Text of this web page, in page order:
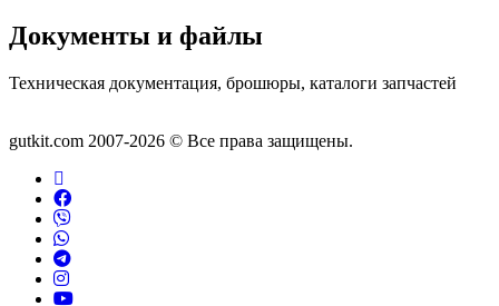
Документы и файлы
Техническая документация, брошюры, каталоги запчастей
gutkit.com 2007-2026 © Все права защищены.